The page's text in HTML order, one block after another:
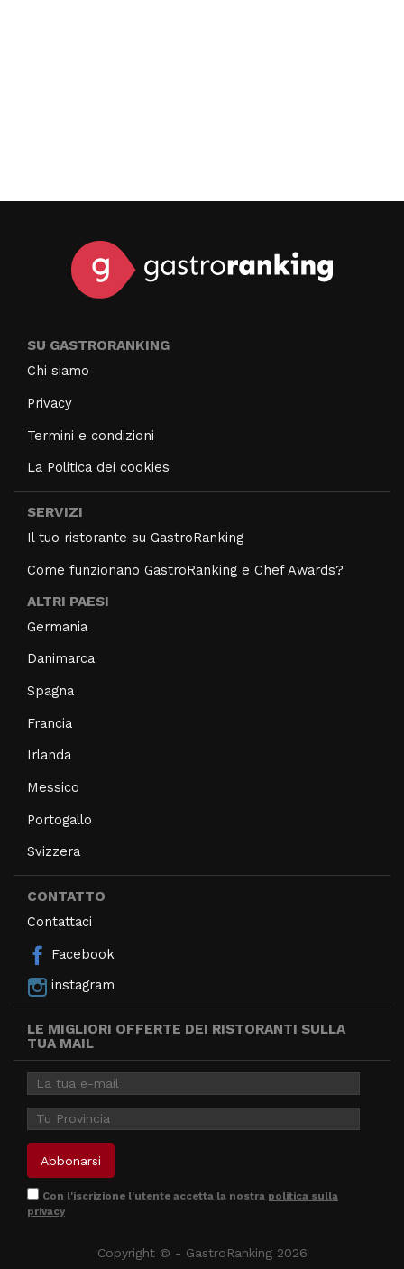
SU GASTRORANKING
Chi siamo
Privacy
Termini e condizioni
La Politica dei cookies
SERVIZI
Il tuo ristorante su GastroRanking
Come funzionano GastroRanking e Chef Awards?
ALTRI PAESI
Germania
Danimarca
Spagna
Francia
Irlanda
Messico
Portogallo
Svizzera
CONTATTO
Contattaci
Facebook
instagram
LE MIGLIORI OFFERTE DEI RISTORANTI SULLA
TUA MAIL
Con l'iscrizione l'utente accetta la nostra politica sulla
privacy
Copyright © - GastroRanking 2026